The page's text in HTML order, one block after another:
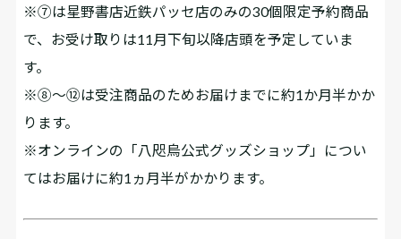
※⑦は星野書店近鉄パッセ店のみの30個限定予約商品
で、お受け取りは11月下旬以降店頭を予定していま
す。
※⑧～⑫は受注商品のためお届けまでに約1か月半かか
ります。
※オンラインの「八咫烏公式グッズショップ」につい
てはお届けに約1ヵ月半がかかります。